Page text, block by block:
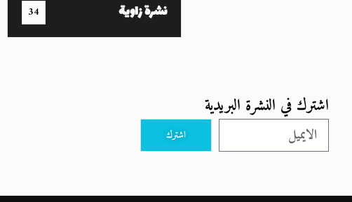
نشرة زاوية 34
اشترك في النشرة البريدية
اشترك